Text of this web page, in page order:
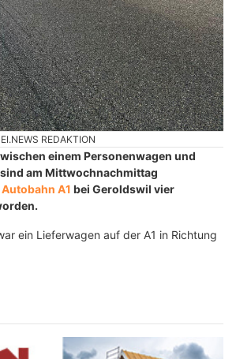
REDAKTION
einem Personenwagen und
am Mittwochnachmittag
Autobahn A1 bei Geroldswil vier
ein Lieferwagen auf der A1 in Richtung